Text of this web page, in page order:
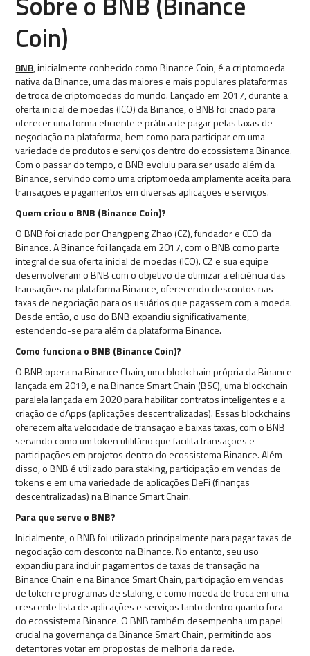
Coin)
BNB, inicialmente conhecido como Binance Coin, é a criptomoeda
nativa da Binance, uma das maiores e mais populares plataformas
de troca de criptomoedas do mundo. Lançado em 2017, durante a
oferta inicial de moedas (ICO) da Binance, o BNB foi criado para
oferecer uma forma eficiente e prática de pagar pelas taxas de
negociação na plataforma, bem como para participar em uma
variedade de produtos e serviços dentro do ecossistema Binance.
Com o passar do tempo, o BNB evoluiu para ser usado além da
Binance, servindo como uma criptomoeda amplamente aceita para
transações e pagamentos em diversas aplicações e serviços.
Quem criou o BNB (Binance Coin)?
O BNB foi criado por Changpeng Zhao (CZ), fundador e CEO da
Binance. A Binance foi lançada em 2017, com o BNB como parte
integral de sua oferta inicial de moedas (ICO). CZ e sua equipe
desenvolveram o BNB com o objetivo de otimizar a eficiência das
transações na plataforma Binance, oferecendo descontos nas
taxas de negociação para os usuários que pagassem com a moeda.
Desde então, o uso do BNB expandiu significativamente,
estendendo-se para além da plataforma Binance.
Como funciona o BNB (Binance Coin)?
O BNB opera na Binance Chain, uma blockchain própria da Binance
lançada em 2019, e na Binance Smart Chain (BSC), uma blockchain
paralela lançada em 2020 para habilitar contratos inteligentes e a
criação de dApps (aplicações descentralizadas). Essas blockchains
oferecem alta velocidade de transação e baixas taxas, com o BNB
servindo como um token utilitário que facilita transações e
participações em projetos dentro do ecossistema Binance. Além
disso, o BNB é utilizado para staking, participação em vendas de
tokens e em uma variedade de aplicações DeFi (finanças
descentralizadas) na Binance Smart Chain.
Para que serve o BNB?
Inicialmente, o BNB foi utilizado principalmente para pagar taxas de
negociação com desconto na Binance. No entanto, seu uso
expandiu para incluir pagamentos de taxas de transação na
Binance Chain e na Binance Smart Chain, participação em vendas
de token e programas de staking, e como moeda de troca em uma
crescente lista de aplicações e serviços tanto dentro quanto fora
do ecossistema Binance. O BNB também desempenha um papel
crucial na governança da Binance Smart Chain, permitindo aos
detentores votar em propostas de melhoria da rede.